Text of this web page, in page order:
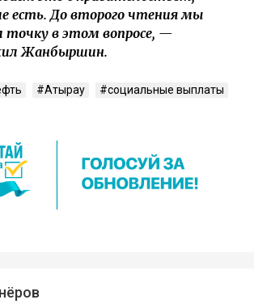
есть. До второго чтения мы
точку в этом вопросе, —
Жанбыршин.
Атырау социальные выплаты